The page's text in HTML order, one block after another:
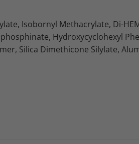
Isobornyl Methacrylate, Di-
Hydroxycyclohexyl
Silica Dimethicone Silylate,